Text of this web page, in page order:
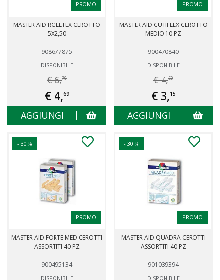
PROMO
MASTER AID ROLLTEX CEROTTO
5X2,50
908677875
DISPONIBILE
€ 6,70
€ 4,69
AGGIUNGI
PROMO
MASTER AID CUTIFLEX CEROTTO
MEDIO 10 PZ
900470840
DISPONIBILE
€ 4,50
€ 3,15
AGGIUNGI
- 30 %
PROMO
MASTER AID FORTE MED CEROTTI
ASSORTITI 40 PZ
900495134
DISPONIBILE
- 30 %
PROMO
MASTER AID QUADRA CEROTTI
ASSORTITI 40 PZ
901039394
DISPONIBILE